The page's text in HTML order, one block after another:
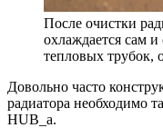
После очистки
охлаждается сам
тепловых трубок,
Довольно часто
радиатора необходимо
HUB_a.